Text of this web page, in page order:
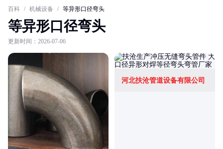
百科 / 机械设备 / 等异形口径弯头
等异形口径弯头
更新时间：2026-07-06
河北扶沧管道设备有限公司